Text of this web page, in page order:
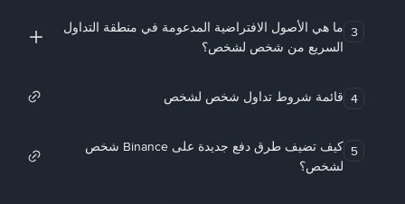
3 ما هي الأصول الافتراضية المدعومة في منطقة التداول
السريع من شخص لشخص؟
4 قائمة شروط تداول شخص لشخص
5
كيف تضيف طرق دفع جديدة على Binance شخص
لشخص؟